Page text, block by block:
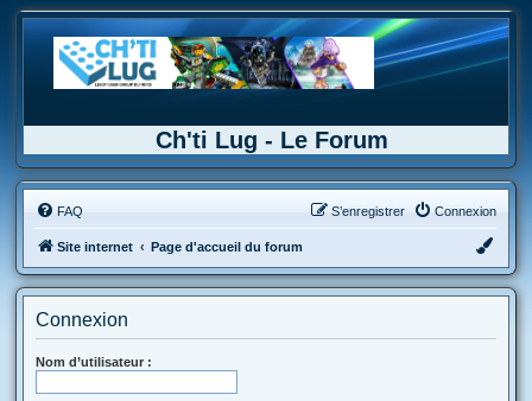
Ch'ti Lug - Le Forum
FAQ Connexion
S’enregistrer
Site internet Page d'accueil du forum
Connexion
Nom d’utilisateur :